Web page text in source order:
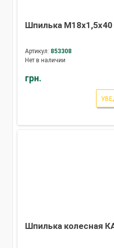
Шпилька
Артикул: 853308
Нет в наличии
грн.
Шпилька колесная